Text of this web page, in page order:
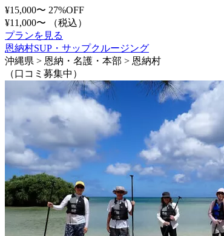
¥15,000〜 27%OFF
¥11,000〜
（税込）
プランを見る
恩納村SUP・サップクルージング
沖縄県 > 恩納・名護・本部 > 恩納村
（口コミ募集中）